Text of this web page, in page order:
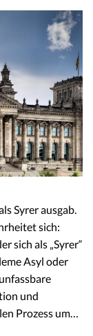
Syrer ausgab.
sich:
sich als „Syrer“
Asyl oder
und
Prozess um…